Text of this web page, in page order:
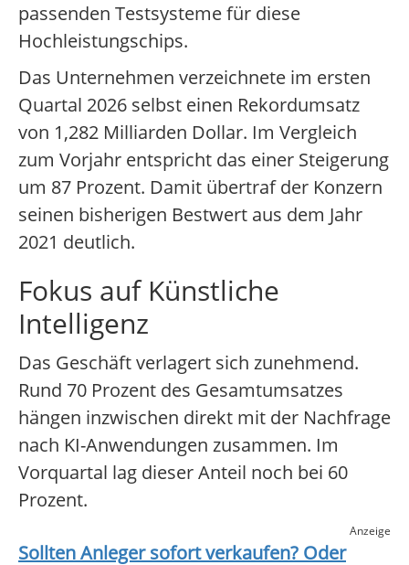
passenden Testsysteme für diese
Hochleistungschips.
Das Unternehmen verzeichnete im ersten
Quartal 2026 selbst einen Rekordumsatz
von 1,282 Milliarden Dollar. Im Vergleich
zum Vorjahr entspricht das einer Steigerung
um 87 Prozent. Damit übertraf der Konzern
seinen bisherigen Bestwert aus dem Jahr
2021 deutlich.
Fokus auf Künstliche
Intelligenz
Das Geschäft verlagert sich zunehmend.
Rund 70 Prozent des Gesamtumsatzes
hängen inzwischen direkt mit der Nachfrage
nach KI-Anwendungen zusammen. Im
Vorquartal lag dieser Anteil noch bei 60
Prozent.
Anzeige
Sollten Anleger sofort verkaufen? Oder